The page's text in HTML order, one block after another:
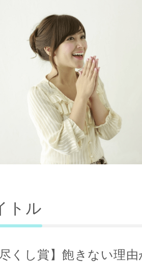
トル
くし賞】飽きない理